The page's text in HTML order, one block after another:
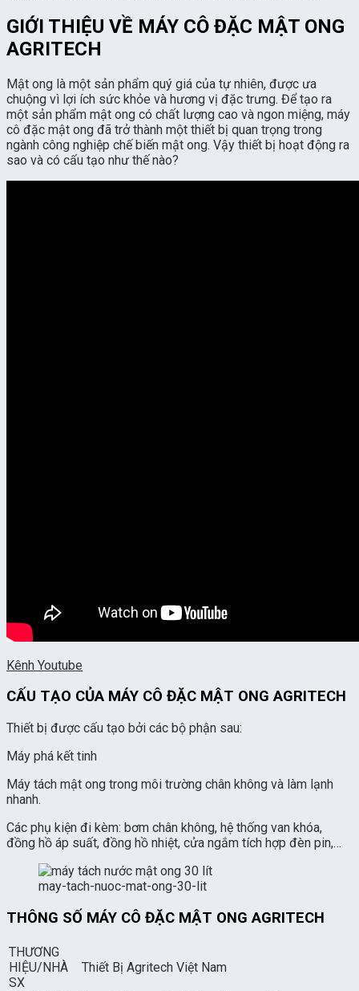
GIỚI THIỆU VỀ MÁY CÔ ĐẶC MẬT ONG
AGRITECH
Mật ong là một sản phẩm quý giá của tự nhiên, được ưa
chuộng vì lợi ích sức khỏe và hương vị đặc trưng. Để tạo ra
một sản phẩm mật ong có chất lượng cao và ngon miệng, máy
cô đặc mật ong đã trở thành một thiết bị quan trọng trong
ngành công nghiệp chế biến mật ong. Vậy thiết bị hoạt động ra
sao và có cấu tạo như thế nào?
Kênh Youtube
CẤU TẠO CỦA MÁY CÔ ĐẶC MẬT ONG AGRITECH
Thiết bị được cấu tạo bởi các bộ phận sau:
Máy phá kết tinh
Máy tách mật ong trong môi trường chân không và làm lạnh
nhanh.
Các phụ kiện đi kèm: bơm chân không, hệ thống van khóa,
đồng hồ áp suất, đồng hồ nhiệt, cửa ngắm tích hợp đèn pin,…
may-tach-nuoc-mat-ong-30-lit
THÔNG SỐ MÁY CÔ ĐẶC MẬT ONG AGRITECH
THƯƠNG
HIỆU/NHÀ
SX
Thiết Bị Agritech Việt Nam